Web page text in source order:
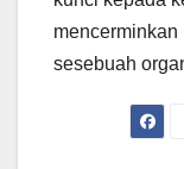
sesebuah